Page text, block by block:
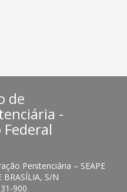
de
-
Penitenciária – SEAPE
BRASÍLIA, S/N
900